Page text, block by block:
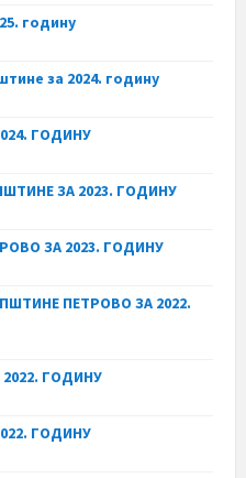
годину
за 2024. годину
ГОДИНУ
ЗА 2023. ГОДИНУ
ЗА 2023. ГОДИНУ
ПЕТРОВО ЗА 2022.
ГОДИНУ
ГОДИНУ